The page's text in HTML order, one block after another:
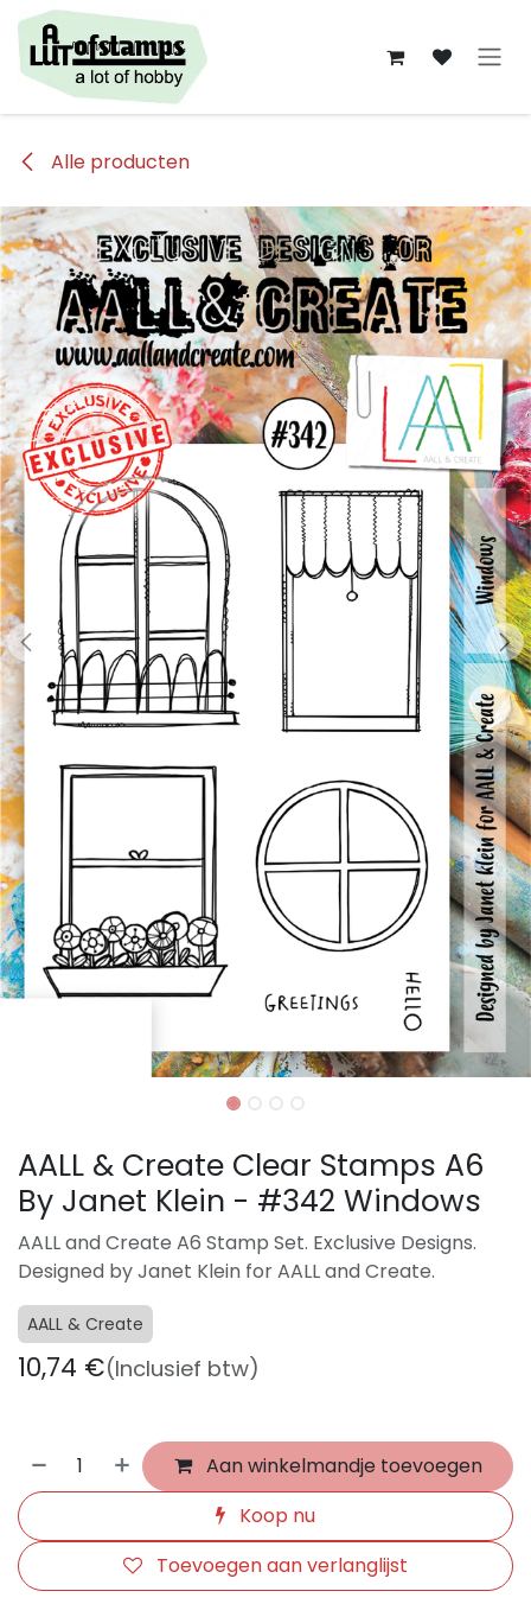
Overslaan naar inhoud
Alle producten
AALL & Create Clear Stamps A6
By Janet Klein - #342 Windows
AALL and Create A6 Stamp Set. Exclusive Designs.
Designed by Janet Klein for AALL and Create.
AALL & Create
10,74 €(Inclusief btw)
Aan winkelmandje toevoegen
Koop nu
Toevoegen aan verlanglijst